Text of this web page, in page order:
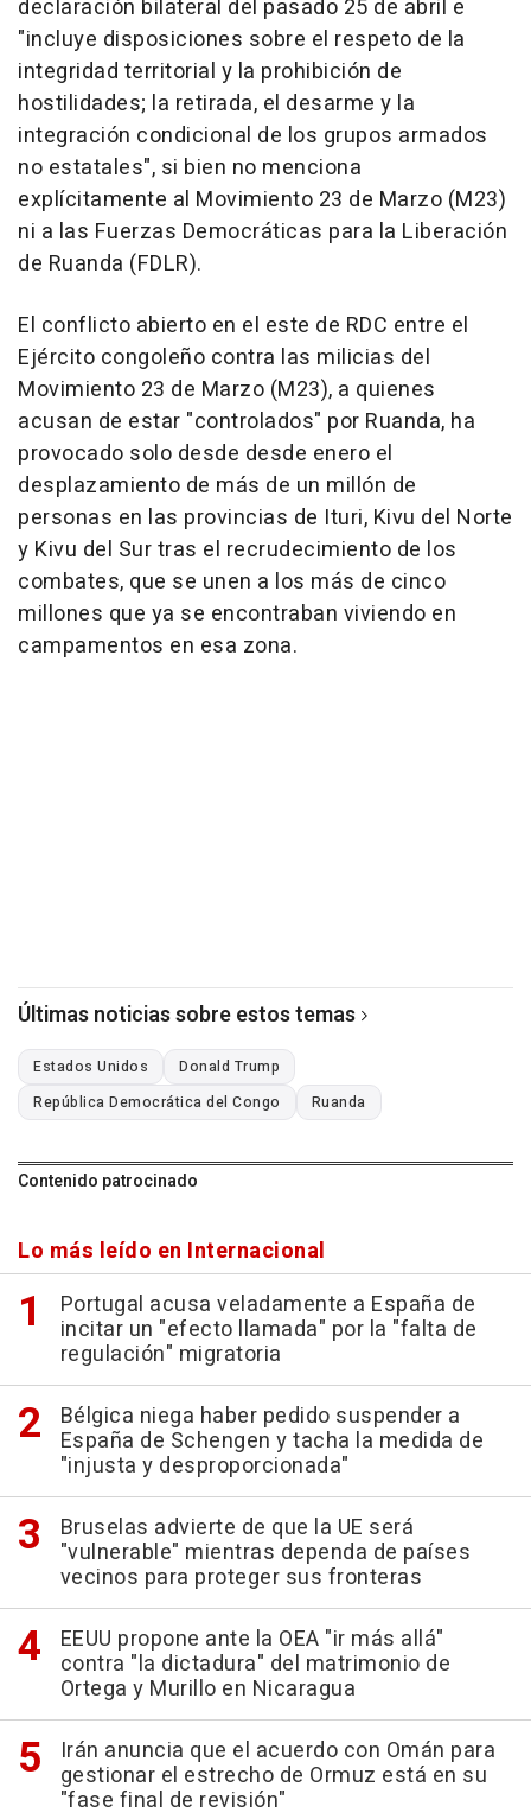
declaración bilateral del pasado 25 de abril e
"incluye disposiciones sobre el respeto de la
integridad territorial y la prohibición de
hostilidades; la retirada, el desarme y la
integración condicional de los grupos armados
no estatales", si bien no menciona
explícitamente al Movimiento 23 de Marzo (M23)
ni a las Fuerzas Democráticas para la Liberación
de Ruanda (FDLR).
El conflicto abierto en el este de RDC entre el
Ejército congoleño contra las milicias del
Movimiento 23 de Marzo (M23), a quienes
acusan de estar "controlados" por Ruanda, ha
provocado solo desde desde enero el
desplazamiento de más de un millón de
personas en las provincias de Ituri, Kivu del Norte
y Kivu del Sur tras el recrudecimiento de los
combates, que se unen a los más de cinco
millones que ya se encontraban viviendo en
campamentos en esa zona.
Últimas noticias sobre estos temas
Estados Unidos
Donald Trump
República Democrática del Congo
Ruanda
Contenido patrocinado
Lo más leído en Internacional
Portugal acusa veladamente a España de
incitar un "efecto llamada" por la "falta de
regulación" migratoria
Bélgica niega haber pedido suspender a
España de Schengen y tacha la medida de
"injusta y desproporcionada"
Bruselas advierte de que la UE será
"vulnerable" mientras dependa de países
vecinos para proteger sus fronteras
EEUU propone ante la OEA "ir más allá"
contra "la dictadura" del matrimonio de
Ortega y Murillo en Nicaragua
Irán anuncia que el acuerdo con Omán para
gestionar el estrecho de Ormuz está en su
"fase final de revisión"